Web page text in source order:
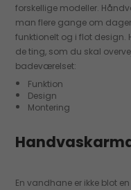
forskellige modeller.
man flere gange om
funktionelt og i flot design.
de ting, som du skal
badeværelset:
Funktion
Design
Montering
En vandhane er ikke blot